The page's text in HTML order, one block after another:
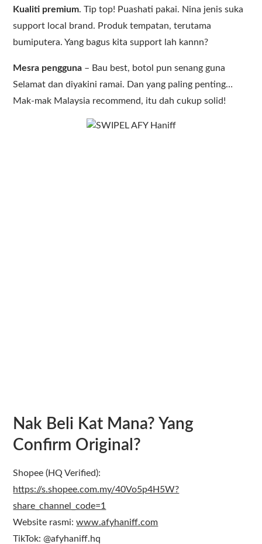
Kualiti premium. Tip top! Puashati pakai. Nina jenis suka
support local brand. Produk tempatan, terutama
bumiputera. Yang bagus kita support lah kannn?
Mesra pengguna – Bau best, botol pun senang guna
Selamat dan diyakini ramai. Dan yang paling penting…
Mak-mak Malaysia recommend, itu dah cukup solid! ‍
Nak Beli Kat Mana? Yang
Confirm Original?
Shopee (HQ Verified):
https://s.shopee.com.my/40Vo5p4H5W?
share_channel_code=1
Website rasmi:www.afyhaniff.com
TikTok: @afyhaniff.hq